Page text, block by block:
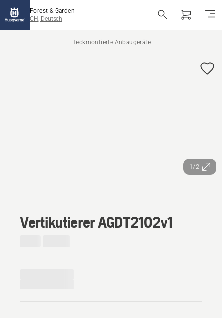
Forest & Garden
CH, Deutsch
Heckmontierte Anbaugeräte
1/2
Vertikutierer AGDT2102v1